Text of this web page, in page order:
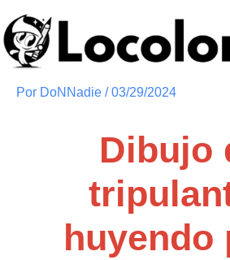
al
contenido
Por DoNNadie /03/29/2024
Dibujo
huyendo